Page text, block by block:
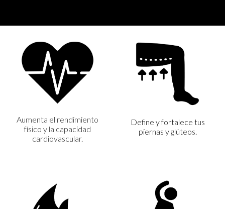
Aumenta el rendimiento
físico y la capacidad
cardiovascular.
Define y fortalece tus
piernas y glúteos.